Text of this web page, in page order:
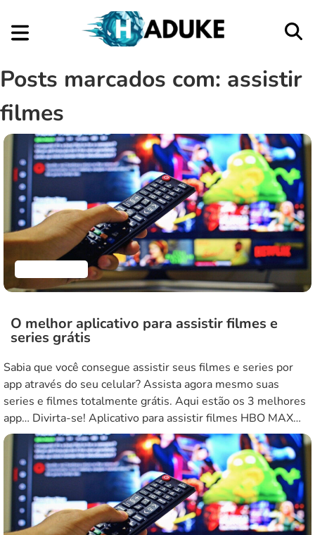
Posts marcados com: assistir
filmes
O melhor aplicativo para assistir filmes e
series grátis
Sabia que você consegue assistir seus filmes e series por
app através do seu celular? Assista agora mesmo suas
series e filmes totalmente grátis. Aqui estão os 3 melhores
app… Divirta-se! Aplicativo para assistir filmes HBO MAX
Quando se trata de encontrar o melhor aplicativo para
assistir filmes e séries, o HBO Max é um […]